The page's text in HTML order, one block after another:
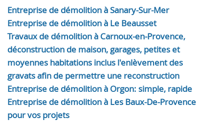
Entreprise de démolition à Sanary-Sur-Mer
Entreprise de démolition à Le Beausset
Travaux de démolition à Carnoux-en-Provence,
déconstruction de maison, garages, petites et
moyennes habitations inclus l'enlèvement des
gravats afin de permettre une reconstruction
Entreprise de démolition à Orgon: simple, rapide
Entreprise de démolition à Les Baux-De-Provence
pour vos projets